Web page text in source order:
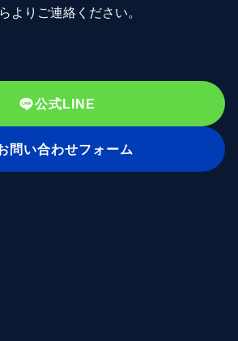
よりご連絡ください。
公式LINE
問い合わせフォーム